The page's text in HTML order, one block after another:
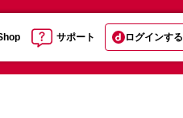
サポート ログインする